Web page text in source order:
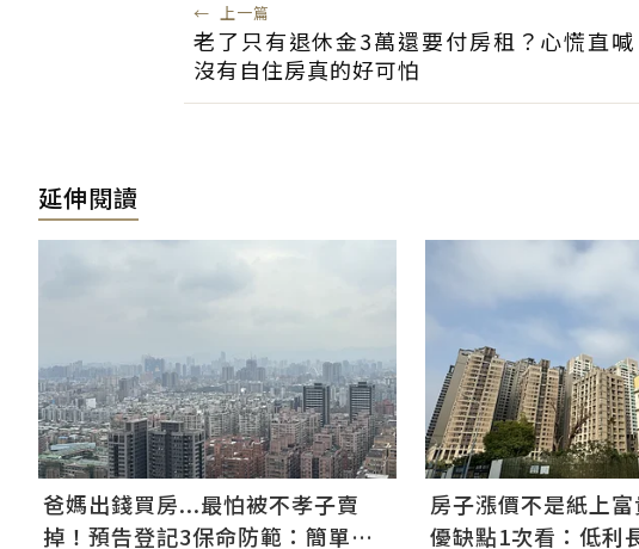
← 上一篇
老了只有退休金3萬還要付房租？心慌直喊
沒有自住房真的好可怕
延伸閱讀
爸媽出錢買房...最怕被不孝子賣
掉！預告登記3保命防範：簡單手
房子漲價不是紙上
優缺點1次看：低利